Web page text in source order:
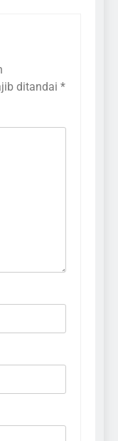
ditandai *